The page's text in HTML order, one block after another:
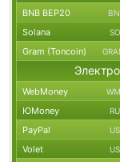
BNB BEP20
Solana
Gram (Toncoin)
WebMoney
ЮMoney
PayPal
Volet